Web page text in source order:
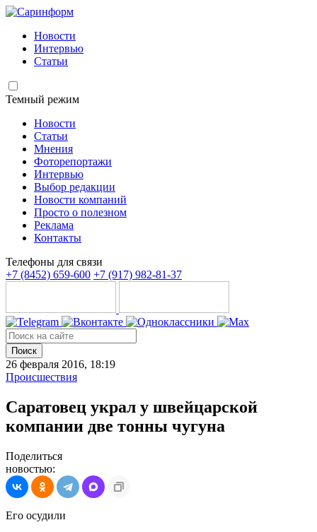
Новости
Интервью
Статьи
Темный режим
Новости
Статьи
Мнения
Фоторепортажи
Интервью
Выбор редакции
Новости компаний
Просто о полезном
Реклама
Контакты
Телефоны для связи
+7 (8452) 659-600 +7 (917) 982-81-37
Поиск
26 февраля 2016, 18:19
Происшествия
Саратовец украл у швейцарской
компании две тонны чугуна
Поделиться
новостью:
Его осудили